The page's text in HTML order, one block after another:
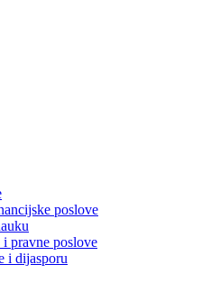
poslove
pravne poslove
i dijasporu